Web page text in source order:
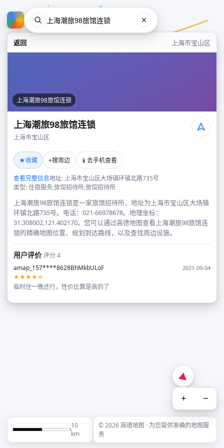
返回 上海市宝山区
上海潮旅98旅馆连锁
上海潮旅98旅馆连锁
上海市宝山区
★收藏 ⌖搜周边 📱 去手机查看
查看完整信息地址: 上海市宝山区大场镇环镇北路735号
类型: 住宿服务;旅馆招待所;旅馆招待所
上海潮旅98旅馆连锁是一家旅馆招待所，地址为上海市宝山区大场镇
环镇北路735号。电话：021-66978678。地理坐标：
31.308002,121.402170。您可以通过高德地图查看上海潮旅98旅馆连
锁的精确地图位置、规划到达路线，以及查找周边设施。
用户评价评分 4
amap_157****8628BhMkbULoF
2021-09-04
★★★★☆
临时住一晚还行，性价比算是高的了
+ −
10
km
© 2026 高德地图 · 为您提供准确的地图服
务